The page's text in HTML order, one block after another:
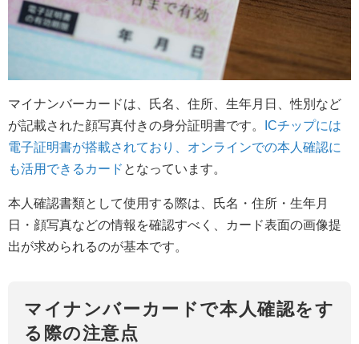
マイナンバーカードは、氏名、住所、生年月日、性別など
が記載された顔写真付きの身分証明書です。
ICチップには
電子証明書が搭載されており、オンラインでの本人確認に
も活用できるカード となっています。
本人確認書類として使用する際は、氏名・住所・生年月
日・顔写真などの情報を確認すべく、カード表面の画像提
出が求められるのが基本です。
マイナンバーカードで本人確認をす
る際の注意点